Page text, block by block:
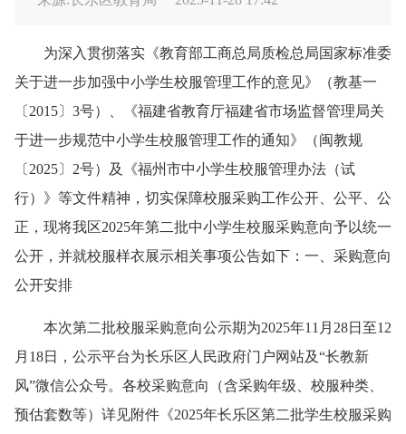
为深入贯彻落实《教育部工商总局质检总局国家标准委
关于进一步加强中小学生校服管理工作的意见》（教基一
〔 2015〕3号）、《福建省教育厅福建省市场监督管理局关
于进一步规范中小学生校服管理工作的通知》（闽教规
〔2025〕2号）及《福州市中小学生校服管理办法（试
行）》等文件精神，切实保障校服采购工作公开、公平、公
正，现将我区2025年第二批中小学生校服采购意向予以统一
公开，并就校服样衣展示相关事项公告如下： 一、采购意向
公开安排
本次第二批校服采购意向公示期为2025年11月28日至12
月18日，公示平台为长乐区人民政府门户网站及“长教新
风”微信公众号。各校采购意向（含采购年级、校服种类、
预估套数等）详见附件《2025年长乐区第二批学生校服采购